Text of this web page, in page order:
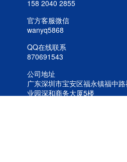
158 2040 2855
官方客服微信
wanyq5868
QQ在线联系
870691543
公司地址
广东深圳市宝安区福永镇福中
业园深和商务大厦5楼